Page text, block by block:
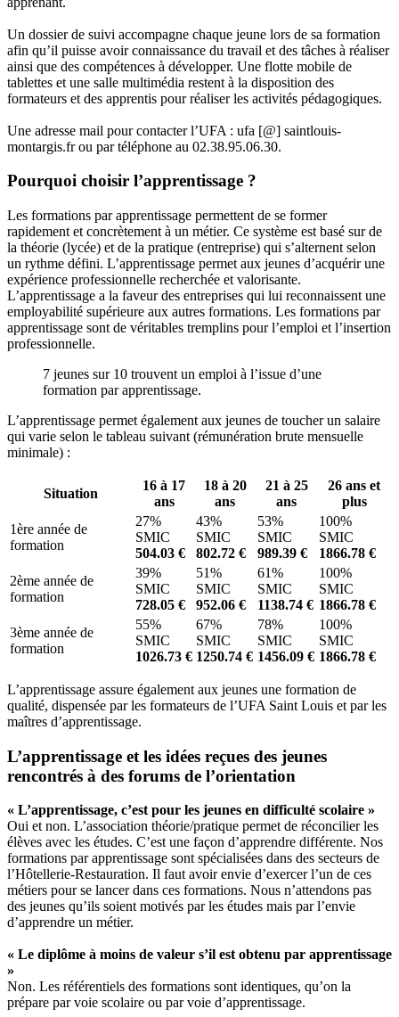
Un dossier de suivi accompagne chaque jeune lors de sa formation
afin qu’il puisse avoir connaissance du travail et des tâches à réaliser
ainsi que des compétences à développer. Une flotte mobile de
tablettes et une salle multimédia restent à la disposition des
formateurs et des apprentis pour réaliser les activités pédagogiques.
Une adresse mail pour contacter l’UFA : ufa [@] saintlouis-
montargis.fr ou par téléphone au 02.38.95.06.30.
Pourquoi choisir l’apprentissage ?
Les formations par apprentissage permettent de se former
rapidement et concrètement à un métier. Ce système est basé sur de
la théorie (lycée) et de la pratique (entreprise) qui s’alternent selon
un rythme défini. L’apprentissage permet aux jeunes d’acquérir une
expérience professionnelle recherchée et valorisante.
L’apprentissage a la faveur des entreprises qui lui reconnaissent une
employabilité supérieure aux autres formations. Les formations par
apprentissage sont de véritables tremplins pour l’emploi et l’insertion
professionnelle.
7 jeunes sur 10 trouvent un emploi à l’issue d’une
formation par apprentissage.
L’apprentissage permet également aux jeunes de toucher un salaire
qui varie selon le tableau suivant (rémunération brute mensuelle
minimale) :
Situation
16 à 17
ans
18 à 20
ans
21 à 25
ans
26 ans et
plus
1ère année de
formation
27%
SMIC
504.03 €
43%
SMIC
802.72 €
53%
SMIC
989.39 €
100%
SMIC
1866.78 €
2ème année de
formation
39%
SMIC
728.05 €
51%
SMIC
952.06 €
61%
SMIC
1138.74 €
100%
SMIC
1866.78 €
3ème année de
formation
55%
SMIC
1026.73 €
67%
SMIC
1250.74 €
78%
SMIC
1456.09 €
100%
SMIC
1866.78 €
L’apprentissage assure également aux jeunes une formation de
qualité, dispensée par les formateurs de l’UFA Saint Louis et par les
maîtres d’apprentissage.
L’apprentissage et les idées reçues des jeunes
rencontrés à des forums de l’orientation
« L’apprentissage, c’est pour les jeunes en difficulté scolaire »
Oui et non. L’association théorie/pratique permet de réconcilier les
élèves avec les études. C’est une façon d’apprendre différente. Nos
formations par apprentissage sont spécialisées dans des secteurs de
l’Hôtellerie-Restauration. Il faut avoir envie d’exercer l’un de ces
métiers pour se lancer dans ces formations. Nous n’attendons pas
des jeunes qu’ils soient motivés par les études mais par l’envie
d’apprendre un métier.
« Le diplôme à moins de valeur s’il est obtenu par apprentissage
»
Non. Les référentiels des formations sont identiques, qu’on la
prépare par voie scolaire ou par voie d’apprentissage.